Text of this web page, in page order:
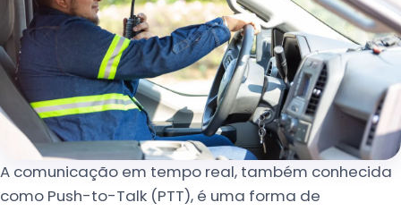
A comunicação em tempo real, também conhecida
como Push-to-Talk (PTT), é uma forma de